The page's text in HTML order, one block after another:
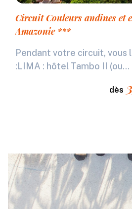
Circuit Couleurs andines et
Amazonie ***
Pendant votre circuit, vous
:LIMA : hôtel Tambo II (ou...
dès